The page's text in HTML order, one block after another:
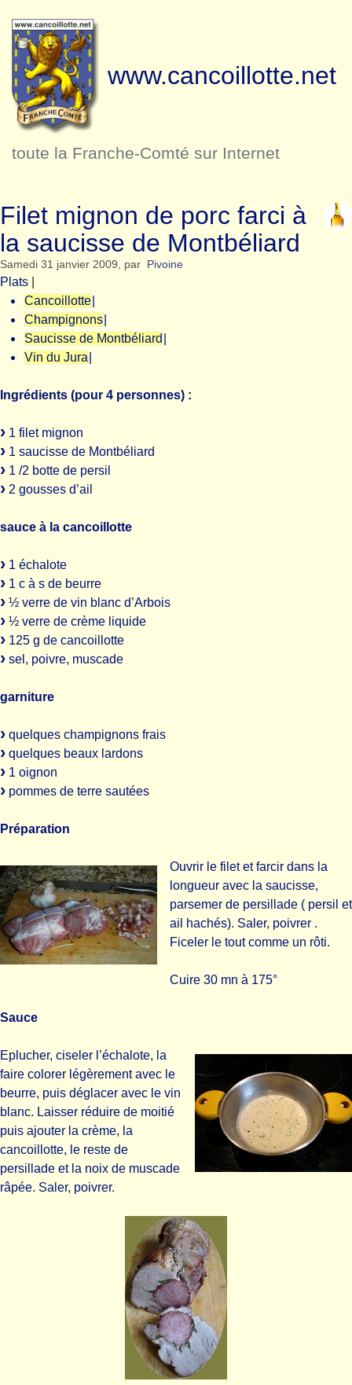
www.cancoillotte.net
toute la Franche-Comté sur Internet
Filet mignon de porc farci à
la saucisse de Montbéliard
Samedi 31 janvier 2009, par Pivoine
Plats
Cancoillotte
Champignons
Saucisse de Montbéliard
Vin du Jura
Ingrédients (pour 4 personnes) :
1 filet mignon
1 saucisse de Montbéliard
1 /2 botte de persil
2 gousses d’ail
sauce à la cancoillotte
1 échalote
1 c à s de beurre
½ verre de vin blanc d’Arbois
½ verre de crème liquide
125 g de cancoillotte
sel, poivre, muscade
garniture
quelques champignons frais
quelques beaux lardons
1 oignon
pommes de terre sautées
Préparation
Ouvrir le filet et farcir dans la
longueur avec la saucisse,
parsemer de persillade ( persil et
ail hachés). Saler, poivrer .
Ficeler le tout comme un rôti.
Cuire 30 mn à 175°
Sauce
Eplucher, ciseler l’échalote, la
faire colorer légèrement avec le
beurre, puis déglacer avec le vin
blanc. Laisser réduire de moitié
puis ajouter la crème, la
cancoillotte, le reste de
persillade et la noix de muscade
râpée. Saler, poivrer.